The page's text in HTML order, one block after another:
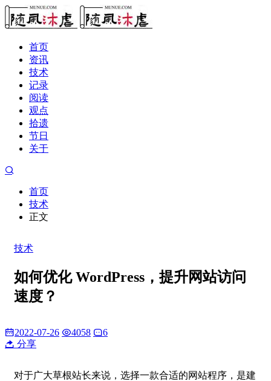
首页
资讯
技术
记录
阅读
观点
拾遗
节日
关于
首页
技术
正文
技术
如何优化 WordPress，提升网站访问
速度？
2022-07-26 4058
6
分享
对于广大草根站长来说，选择一款合适的网站程序，是建